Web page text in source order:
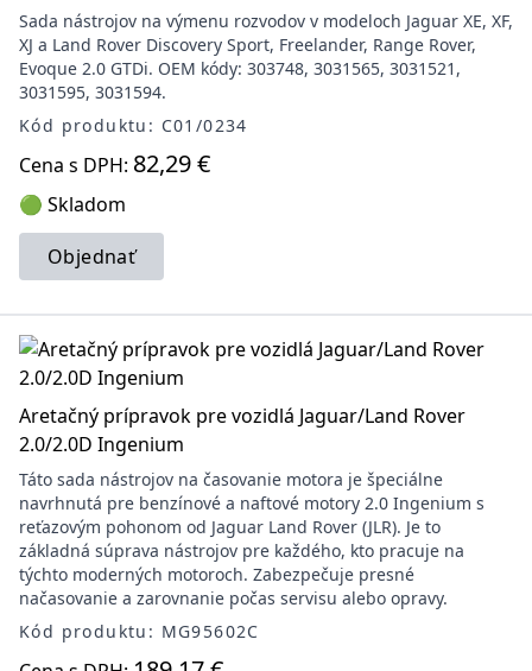
Sada nástrojov na výmenu rozvodov v modeloch Jaguar XE, XF,
XJ a Land Rover Discovery Sport, Freelander, Range Rover,
Evoque 2.0 GTDi. OEM kódy: 303748, 3031565, 3031521,
3031595, 3031594.
Kód produktu: C01/0234
Cena s DPH: 82,29 €
🟢 Skladom
Objednať
Aretačný prípravok pre vozidlá Jaguar/Land Rover
2.0/2.0D Ingenium
Táto sada nástrojov na časovanie motora je špeciálne
navrhnutá pre benzínové a naftové motory 2.0 Ingenium s
reťazovým pohonom od Jaguar Land Rover (JLR). Je to
základná súprava nástrojov pre každého, kto pracuje na
týchto moderných motoroch. Zabezpečuje presné
načasovanie a zarovnanie počas servisu alebo opravy.
Kód produktu: MG95602C